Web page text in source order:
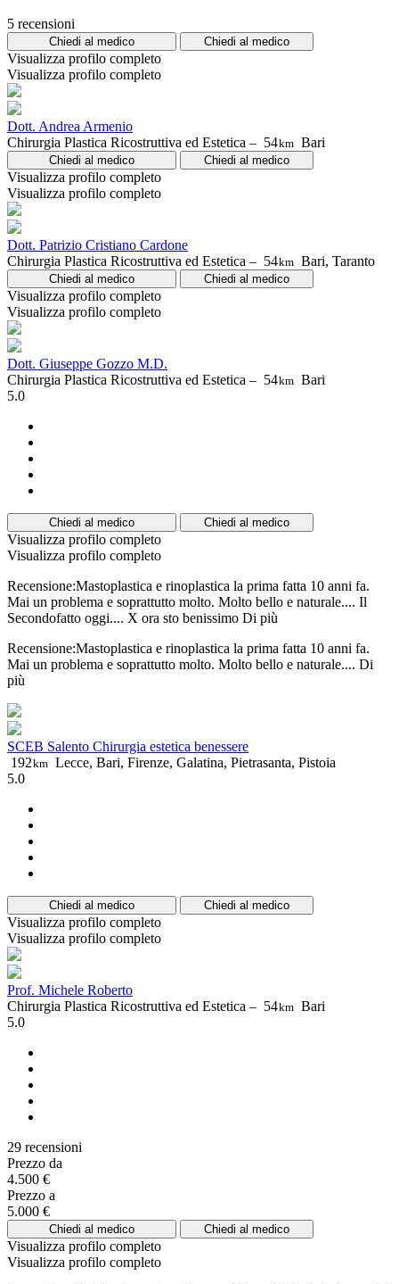
5 recensioni
Chiedi al medico Chiedi al medico
Visualizza profilo completo
Visualizza profilo completo
Dott. Andrea Armenio
Chirurgia Plastica Ricostruttiva ed Estetica – 54km Bari
Chiedi al medico Chiedi al medico
Visualizza profilo completo
Visualizza profilo completo
Dott. Patrizio Cristiano Cardone
Chirurgia Plastica Ricostruttiva ed Estetica – 54km Bari, Taranto
Chiedi al medico Chiedi al medico
Visualizza profilo completo
Visualizza profilo completo
Dott. Giuseppe Gozzo M.D.
Chirurgia Plastica Ricostruttiva ed Estetica – 54km Bari
5.0
Chiedi al medico Chiedi al medico
Visualizza profilo completo
Visualizza profilo completo
Recensione:Mastoplastica e rinoplastica la prima fatta 10 anni fa.
Mai un problema e soprattutto molto. Molto bello e naturale.... Il
Secondofatto oggi.... X ora sto benissimo Di più
Recensione:Mastoplastica e rinoplastica la prima fatta 10 anni fa.
Mai un problema e soprattutto molto. Molto bello e naturale.... Di
più
SCEB Salento Chirurgia estetica benessere
192km Lecce, Bari, Firenze, Galatina, Pietrasanta, Pistoia
5.0
Chiedi al medico Chiedi al medico
Visualizza profilo completo
Visualizza profilo completo
Prof. Michele Roberto
Chirurgia Plastica Ricostruttiva ed Estetica – 54km Bari
5.0
29 recensioni
Prezzo da
4.500 €
Prezzo a
5.000 €
Chiedi al medico Chiedi al medico
Visualizza profilo completo
Visualizza profilo completo